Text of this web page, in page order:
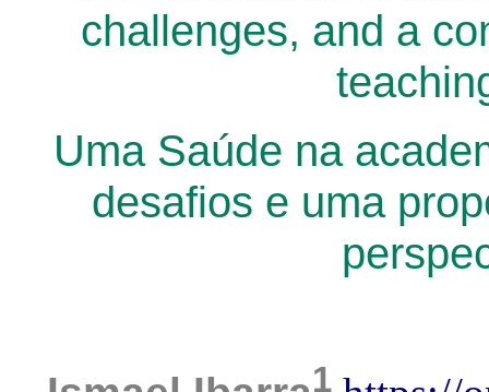
challenges, and a
Uma Saúde na
desafios e uma
1